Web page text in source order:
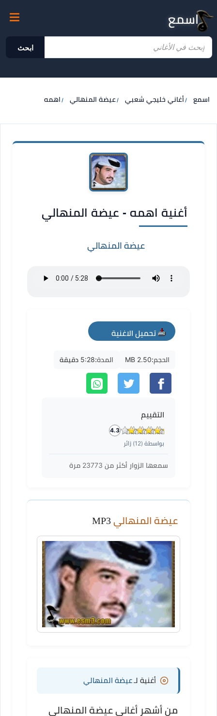
اسمع
ابحث
اسمع أغاني خليجي شعبي عيضة المنهالي اهمه
أغنية اهمه - عيضة المنهالي
عيضة المنهالي
تحميل الاغنية
mp3
الحجم:2.50 MB المدة:5:28 دقيقة
التقييم
4.3
بواسطة (12) زائر
سمعها الزوار أكثر من 23773 مرة
عيضة المنهالي
أغنية لـعيضة المنهالي
من أشهر أغاني عيضة المنهالي